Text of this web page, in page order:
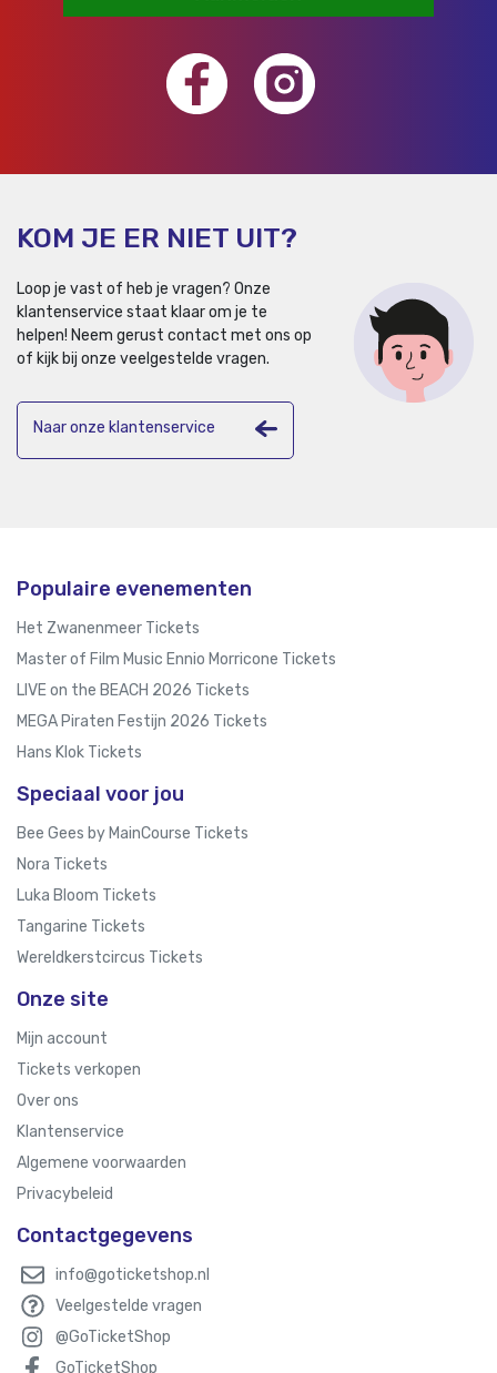
KOM JE ER NIET UIT?
Loop je vast of heb je vragen? Onze
klantenservice staat klaar om je te
helpen! Neem gerust contact met ons op
of kijk bij onze veelgestelde vragen.
Naar onze klantenservice
Populaire evenementen
Het Zwanenmeer Tickets
Master of Film Music Ennio Morricone Tickets
LIVE on the BEACH 2026 Tickets
MEGA Piraten Festijn 2026 Tickets
Hans Klok Tickets
Speciaal voor jou
Bee Gees by MainCourse Tickets
Nora Tickets
Luka Bloom Tickets
Tangarine Tickets
Wereldkerstcircus Tickets
Onze site
Mijn account
Tickets verkopen
Over ons
Klantenservice
Algemene voorwaarden
Privacybeleid
Contactgegevens
info@goticketshop.nl
Veelgestelde vragen
@GoTicketShop
GoTicketShop